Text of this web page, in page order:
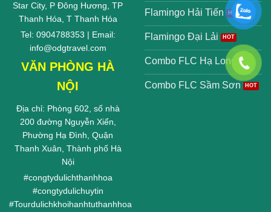
Star City, P Đông Hương, TP
Thanh Hóa, T Thanh Hóa
Tel: 0904788353 | Email:
info@odgtravel.com
VĂN PHÒNG HÀ
NỘI
Địa chỉ: Phòng 602, số nhà
200 đường Nguyễn Xiển,
Phường Hạ Đình, Quận
Thanh Xuân, Thành phố Hà
Nội
#congtydulichthanhhoa
#congtydulichuytin
#Tourdulichkhoihanhtuthanhhoa
Flamingo Hải Tiến
Flamingo Đại Lải
Combo FLC Hạ Long
Combo FLC Sầm Sơn